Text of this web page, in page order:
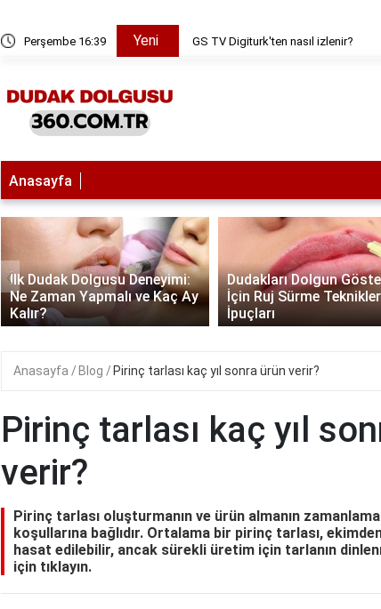
Perşembe 16:39 Yeni
GS TV Digiturk'ten nasıl izlenir?
Anasayfa
İlk Dudak Dolgusu Deneyimi:
Ne Zaman Yapmalı ve Kaç Ay
Kalır?
Dudakları Dolgun
İçin Ruj Sürme
İpuçları
‹
Anasayfa Blog Pirinç tarlası kaç yıl sonra ürün verir?
Pirinç tarlası kaç yıl
verir?
Pirinç tarlası oluşturmanın ve ürün almanın
koşullarına bağlıdır. Ortalama bir pirinç tarlası,
hasat edilebilir, ancak sürekli üretim için tarlanın
için tıklayın.